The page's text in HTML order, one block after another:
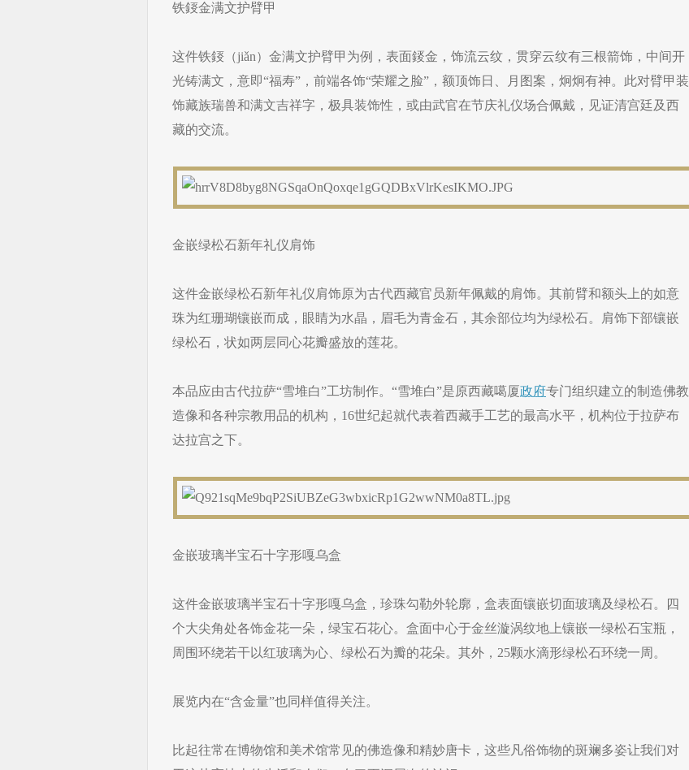
铁鋄金满文护臂甲
这件铁鋄（jiǎn）金满文护臂甲为例，表面錽金，饰流云纹，贯穿云纹有三根箭饰，中间开
光铸满文，意即“福寿”，前端各饰“荣耀之脸”，额顶饰日、月图案，炯炯有神。此对臂甲装
饰藏族瑞兽和满文吉祥字，极具装饰性，或由武官在节庆礼仪场合佩戴，见证清宫廷及西
藏的交流。
金嵌绿松石新年礼仪肩饰
这件金嵌绿松石新年礼仪肩饰原为古代西藏官员新年佩戴的肩饰。其前臂和额头上的如意
珠为红珊瑚镶嵌而成，眼睛为水晶，眉毛为青金石，其余部位均为绿松石。肩饰下部镶嵌
绿松石，状如两层同心花瓣盛放的莲花。
本品应由古代拉萨“雪堆白”工坊制作。“雪堆白”是原西藏噶厦政府专门组织建立的制造佛教
造像和各种宗教用品的机构，16世纪起就代表着西藏手工艺的最高水平，机构位于拉萨布
达拉宫之下。
金嵌玻璃半宝石十字形嘎乌盒
这件金嵌玻璃半宝石十字形嘎乌盒，珍珠勾勒外轮廓，盒表面镶嵌切面玻璃及绿松石。四
个大尖角处各饰金花一朵，绿宝石花心。盒面中心于金丝漩涡纹地上镶嵌一绿松石宝瓶，
周围环绕若干以红玻璃为心、绿松石为瓣的花朵。其外，25颗水滴形绿松石环绕一周。
展览内在“含金量”也同样值得关注。
比起往常在博物馆和美术馆常见的佛造像和精妙唐卡，这些凡俗饰物的斑斓多姿让我们对